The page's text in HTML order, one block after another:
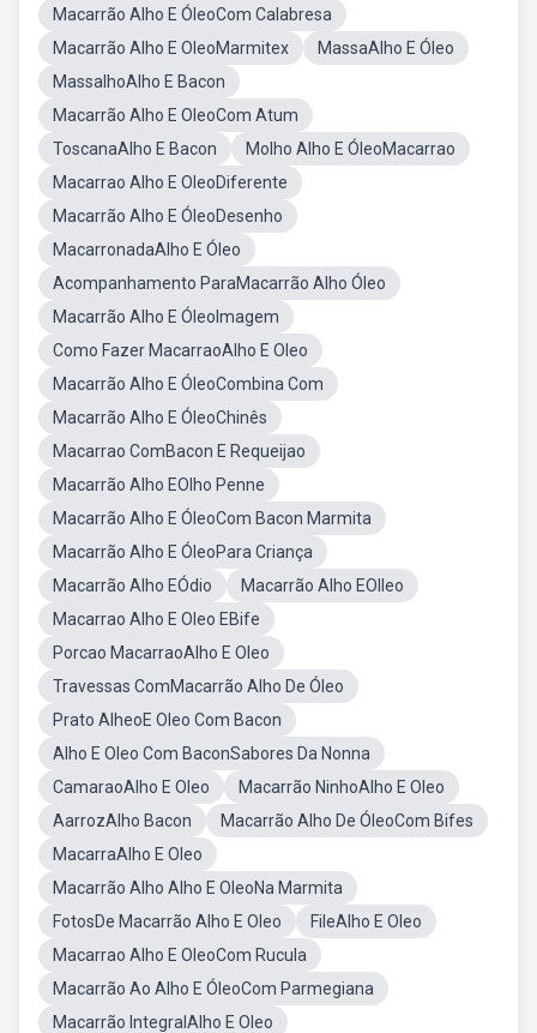
Macarrão Alho E ÓleoCom Calabresa
Macarrão Alho E OleoMarmitex
MassaAlho E Óleo
MassalhoAlho E Bacon
Macarrão Alho E OleoCom Atum
ToscanaAlho E Bacon
Molho Alho E ÓleoMacarrao
Macarrao Alho E OleoDiferente
Macarrão Alho E ÓleoDesenho
MacarronadaAlho E Óleo
Acompanhamento ParaMacarrão Alho Óleo
Macarrão Alho E ÓleoImagem
Como Fazer MacarraoAlho E Oleo
Macarrão Alho E ÓleoCombina Com
Macarrão Alho E ÓleoChinês
Macarrao ComBacon E Requeijao
Macarrão Alho EOlho Penne
Macarrão Alho E ÓleoCom Bacon Marmita
Macarrão Alho E ÓleoPara Criança
Macarrão Alho EÓdio
Macarrão Alho EOlleo
Macarrao Alho E Oleo EBife
Porcao MacarraoAlho E Oleo
Travessas ComMacarrão Alho De Óleo
Prato AlheoE Oleo Com Bacon
Alho E Oleo Com BaconSabores Da Nonna
CamaraoAlho E Oleo
Macarrão NinhoAlho E Oleo
AarrozAlho Bacon
Macarrão Alho De ÓleoCom Bifes
MacarraAlho E Oleo
Macarrão Alho Alho E OleoNa Marmita
FotosDe Macarrão Alho E Oleo
FileAlho E Oleo
Macarrao Alho E OleoCom Rucula
Macarrão Ao Alho E ÓleoCom Parmegiana
Macarrão IntegralAlho E Oleo